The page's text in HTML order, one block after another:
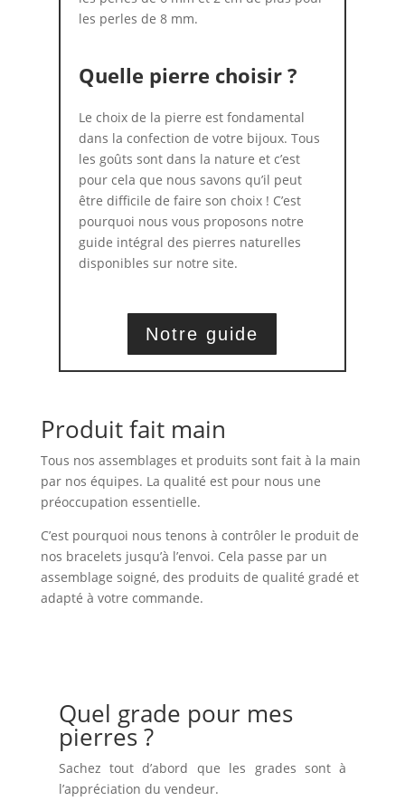
les perles de 8 mm.
Quelle pierre choisir ?
Le choix de la pierre est fondamental
dans la confection de votre bijoux. Tous
les goûts sont dans la nature et c’est
pour cela que nous savons qu’il peut
être difficile de faire son choix ! C’est
pourquoi nous vous proposons notre
guide intégral des pierres naturelles
disponibles sur notre site.
Notre guide
Produit fait main
Tous nos assemblages et produits sont fait à la main
par nos équipes. La qualité est pour nous une
préoccupation essentielle.
C’est pourquoi nous tenons à contrôler le produit de
nos bracelets jusqu’à l’envoi. Cela passe par un
assemblage soigné, des produits de qualité gradé et
adapté à votre commande.
Quel grade pour mes
pierres ?
Sachez tout d’abord que les grades sont à
l’appréciation du vendeur.